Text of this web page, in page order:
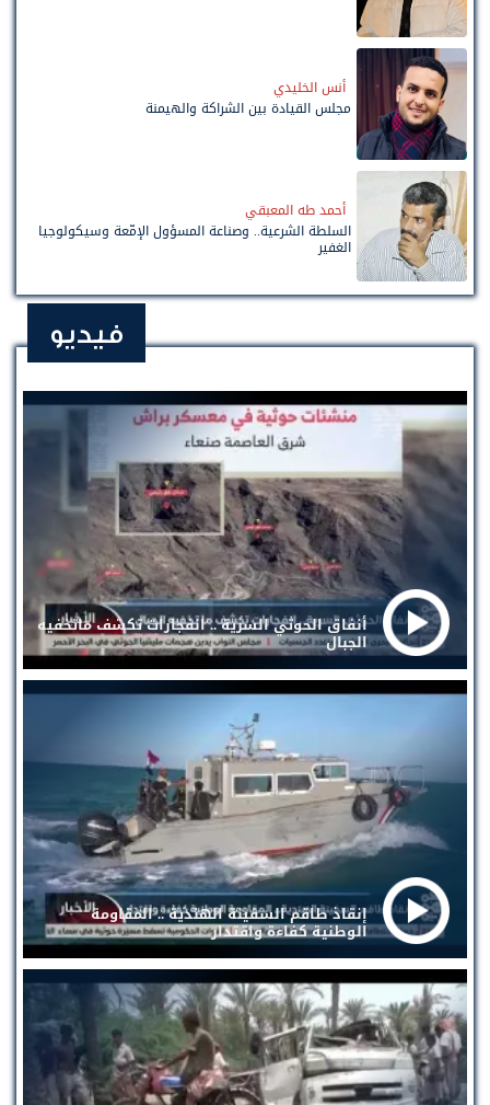
أنس الخليدي
مجلس القيادة بين الشراكة والهيمنة
أحمد طه المعبقي
السلطة الشرعية.. وصناعة المسؤول الإمّعة وسيكولوجيا
الغفير
فيديو
أنفاق الحوثي السرية .. انفجارات تكشف ماتخفيه
الجبال
إنقاذ طاقم السفينة الهندية .. المقاومة
الوطنية كفاءة واقتدار